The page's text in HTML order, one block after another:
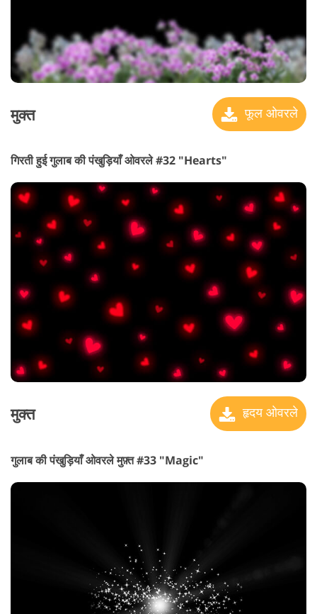
मुक्त फूल ओवरले
गिरती हुई गुलाब की पंखुड़ियाँ ओवरले #32 "Hearts"
मुक्त हृदय ओवरले
गुलाब की पंखुड़ियाँ ओवरले मुफ़्त #33 "Magic"